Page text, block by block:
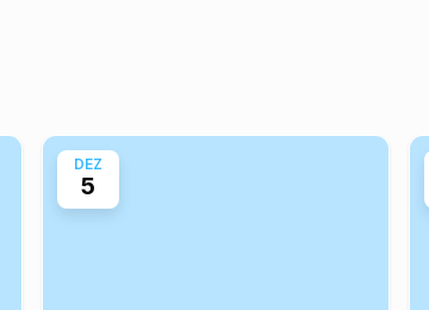
DEZ
5